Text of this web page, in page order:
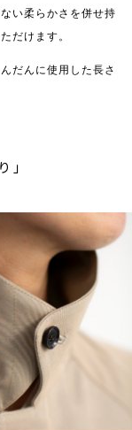
い柔らかさを併せ持
だけます。
だんに使用した長さ
」